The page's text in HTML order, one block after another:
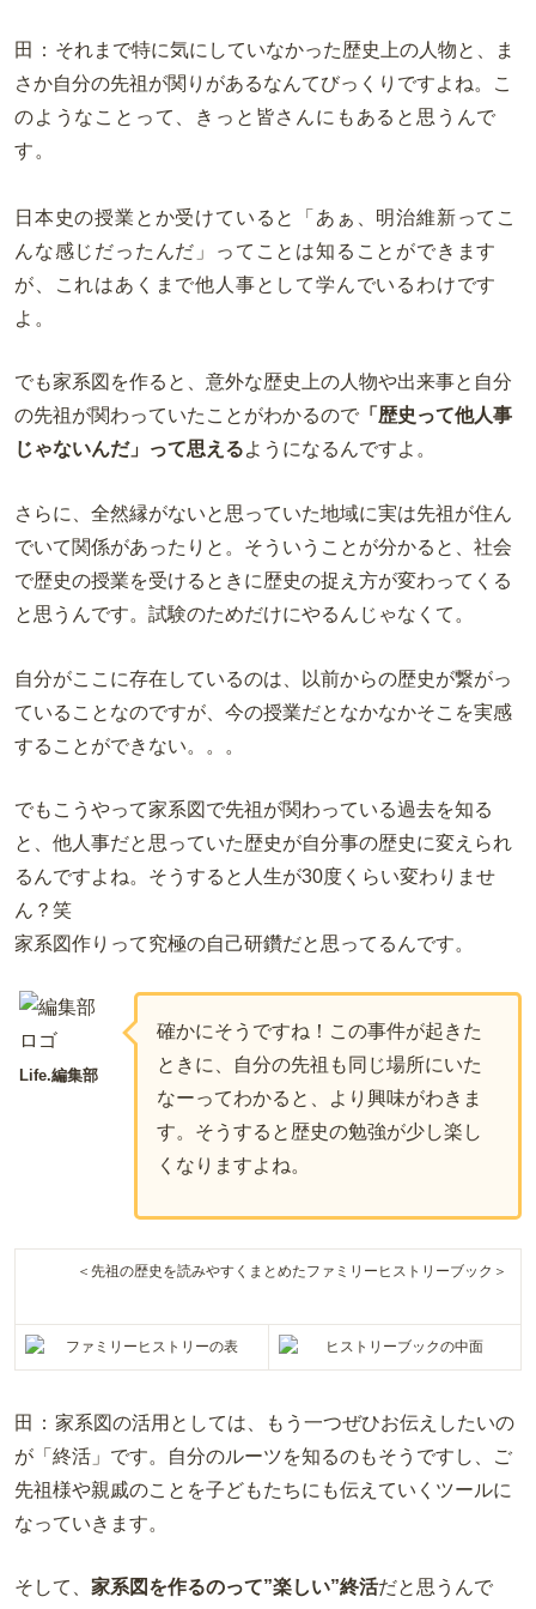
田： それまで特に気にしていなかった歴史上の人物と、ま
さか自分の先祖が関りがあるなんてびっくりですよね。
こ
のようなことって、きっと皆さんにもあると思うんで
す。
日本史の授業とか受けていると「あぁ、明治維新ってこ
んな感じだったんだ」ってことは知ることができます
が、これはあくまで他人事として学んでいるわけです
よ。
でも家系図を作ると、意外な歴史上の人物や出来事と自分
の先祖が関わっていたことがわかるので 「歴史って他人事
じゃないんだ」って思えるようになるんですよ。
さらに、全然縁がないと思っていた地域に実は先祖が住ん
でいて関係があったりと。そういうことが分かると、社会
で歴史の授業を受けるときに歴史の捉え方が変わってくる
と思うんです。試験のためだけにやるんじゃなくて。
自分がここに存在しているのは、以前からの歴史が繋がっ
ていることなのですが、今の授業だとなかなかそこを実感
することができない。。。
でもこうやって家系図で先祖が関わっている過去を知る
と、他人事だと思っていた歴史が自分事の歴史に変えられ
るんですよね。 そうすると人生が30度くらい変わりませ
ん？笑
家系図作りって究極の自己研鑽だと思ってるんです。
Life.編集部
確かにそうですね！この事件が起きた
ときに、自分の先祖も同じ場所にいた
なーってわかると、より興味がわきま
す。そうすると歴史の勉強が少し楽し
くなりますよね。
＜先祖の歴史を読みやすくまとめたファミリーヒストリーブック＞
田： 家系図の活用としては、もう一つぜひお伝えしたいの
が「終活」です。自分のルーツを知るのもそうですし、ご
先祖様や親戚のことを子どもたちにも伝えていくツールに
なっていきます。
そして、 家系図を作るのって”楽しい”終活だと思うんで